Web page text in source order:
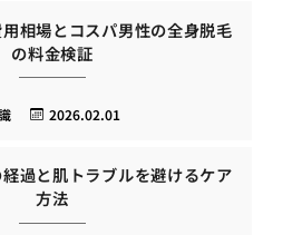
相場とコスパ男性の全身脱毛
の料金検証
2026.02.01
過と肌トラブルを避けるケア
方法